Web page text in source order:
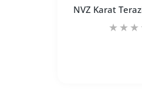
NVZ Karat